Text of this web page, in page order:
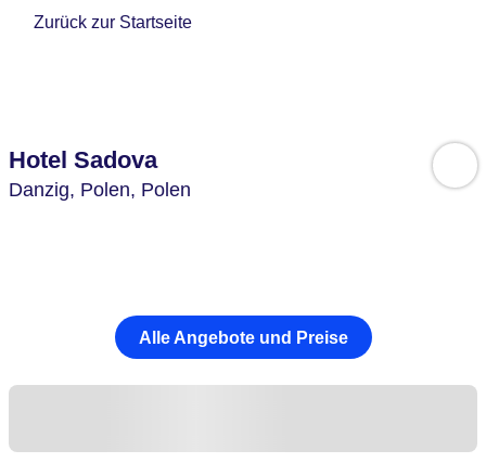
Zurück zur Startseite
Hotel Sadova
Danzig, Polen, Polen
Alle Angebote und Preise